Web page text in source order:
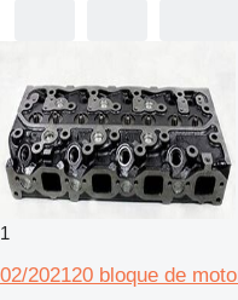
1
02/202120 bloque de